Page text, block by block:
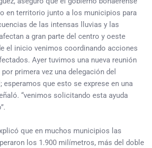
en territorio junto a los municipios para
de las intensas lluvias y las
a gran parte del centro y oeste
el inicio venimos coordinando acciones
Ayer tuvimos una nueva reunión
primera vez una delegación del
esperamos que esto se exprese en una
“venimos solicitando esta ayuda
que en muchos municipios las
los 1.900 milímetros, más del doble